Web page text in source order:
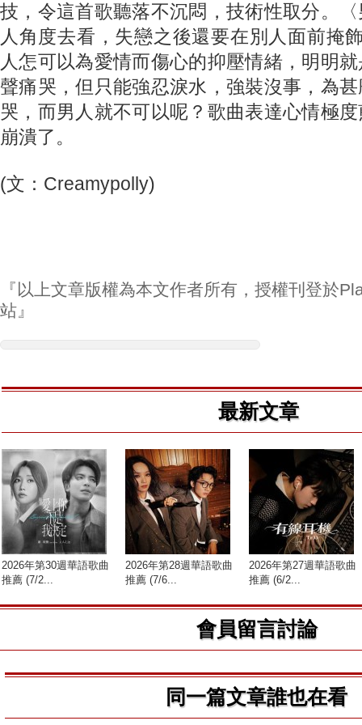
技，令這首歌聽落不沉悶，技術性取分。
人角度去看，失戀之後還要在別人面前掩
人怎可以為愛情而傷心的抑壓情緒，明明
聲痛哭，但只能強忍淚水，強裝沒事，為
哭，而男人就不可以呢？歌曲表達心情極
崩潰了。
(文：Creamypolly)
『以上文章版權為本文作者所有，授權刊登於
站』
最新文章
2026年第30週華語歌曲
推薦 (7/2...
2026年第28週華語歌曲
推薦 (7/6...
2026年第27週華語歌曲
推薦 (6/2...
會員留言討論
同一篇文章誰也在看